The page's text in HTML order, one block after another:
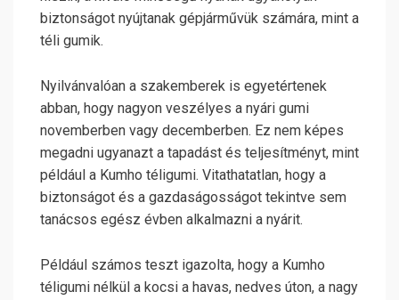
biztonságot nyújtanak gépjárművük számára, mint a
téli gumik.
Nyilvánvalóan a szakemberek is egyetértenek
abban, hogy nagyon veszélyes a nyári gumi
novemberben vagy decemberben. Ez nem képes
megadni ugyanazt a tapadást és teljesítményt, mint
például a Kumho téligumi. Vitathatatlan, hogy a
biztonságot és a gazdaságosságot tekintve sem
tanácsos egész évben alkalmazni a nyárit.
Például számos teszt igazolta, hogy a Kumho
téligumi nélkül a kocsi a havas, nedves úton, a nagy